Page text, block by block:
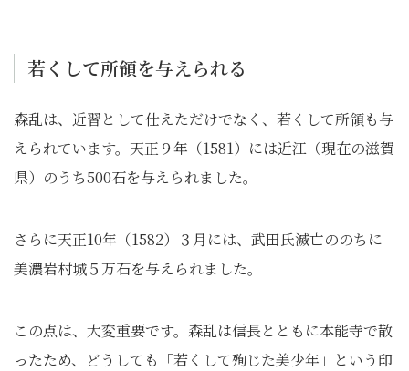
若くして所領を与えられる
森乱は、近習として仕えただけでなく、若くして所領も与
えられています。天正９年（1581）には近江（現在の滋賀
県）のうち500石を与えられました。
さらに天正10年（1582）３月には、武田氏滅亡ののちに
美濃岩村城５万石を与えられました。
この点は、大変重要です。森乱は信長とともに本能寺で散
ったため、どうしても「若くして殉じた美少年」という印